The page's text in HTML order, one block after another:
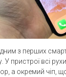
з перших
пристрої всі
а окремий чіп,